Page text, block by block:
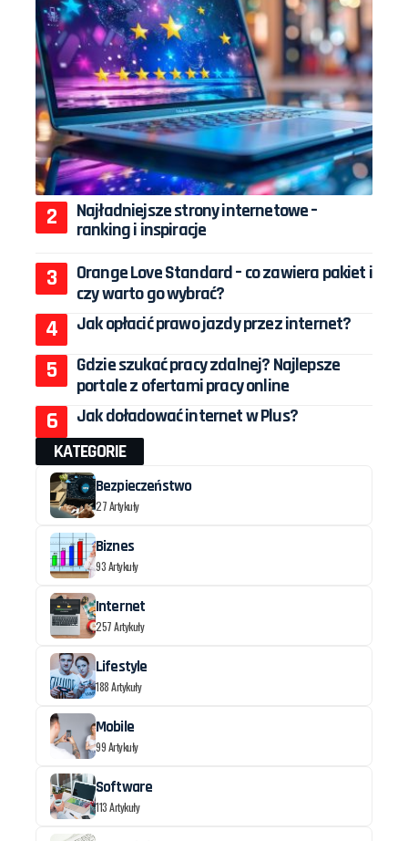
Najładniejsze strony internetowe –
ranking i inspiracje
Orange Love Standard – co zawiera pakiet i
czy warto go wybrać?
Jak opłacić prawo jazdy przez internet?
Gdzie szukać pracy zdalnej? Najlepsze
portale z ofertami pracy online
Jak doładować internet w Plus?
KATEGORIE
Bezpieczeństwo
27 Artykuły
Biznes
93 Artykuły
Internet
257 Artykuły
Lifestyle
188 Artykuły
Mobile
99 Artykuły
Software
113 Artykuły